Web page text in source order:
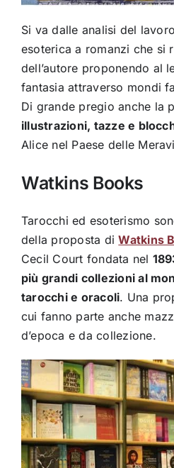
Si va dalle analisi del
esoterica a romanzi che si
dell’autore proponendo al
fantasia attraverso mondi
Di grande pregio anche la
illustrazioni, tazze e
Alice nel Paese delle
Watkins Books
Tarocchi ed esoterismo
della proposta diWatkins
Cecil Court fondata nel
più grandi collezioni al
tarocchi e oracoli. Una
cui fanno parte anche
d’epoca e da collezione.